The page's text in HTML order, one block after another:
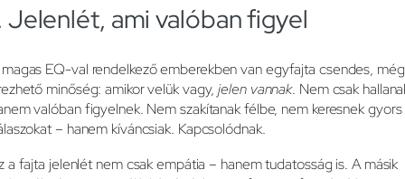
Jelenlét, ami valóban figyel
EQ-val rendelkező emberekben van egyfajta csendes,
minőség: amikor velük vagy,jelen vannak. Nem csak
valóban figyelnek. Nem szakítanak félbe, nem keresnek gyors
– hanem kíváncsiak. Kapcsolódnak.
a fajta jelenlét nem csak empátia – hanem tudatosság is. A másik